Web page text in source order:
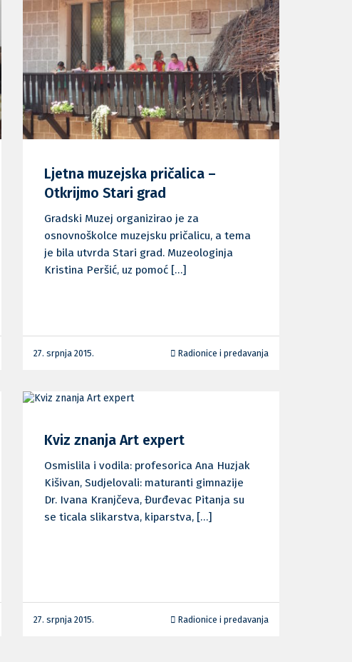
Ljetna muzejska pričalica –
Otkrijmo Stari grad
Gradski Muzej organizirao je za
osnovnoškolce muzejsku pričalicu, a tema
je bila utvrda Stari grad. Muzeologinja
Kristina Peršić, uz pomoć […]
27. srpnja 2015. Radionice i predavanja
Kviz znanja Art expert
Osmislila i vodila: profesorica Ana Huzjak
Kišivan, Sudjelovali: maturanti gimnazije
Dr. Ivana Kranjčeva, Đurđevac Pitanja su
se ticala slikarstva, kiparstva, […]
27. srpnja 2015. Radionice i predavanja